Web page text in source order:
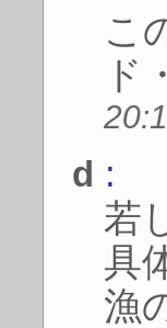
こ
ド
d :
若
具
漁